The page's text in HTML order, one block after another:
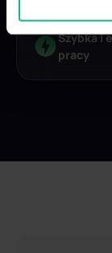
provided to
of their services.
Szybka i
pracy